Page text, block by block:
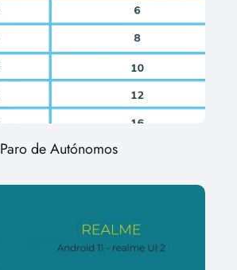
Paro de Autónomos